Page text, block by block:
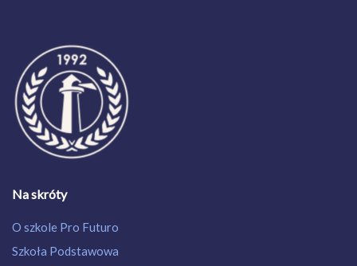
Na skróty
O szkole Pro Futuro
Szkoła Podstawowa